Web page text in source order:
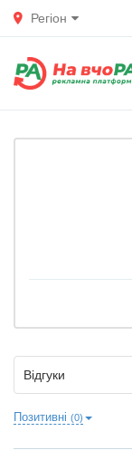
Регіон
Відгуки
Позитивні (0)